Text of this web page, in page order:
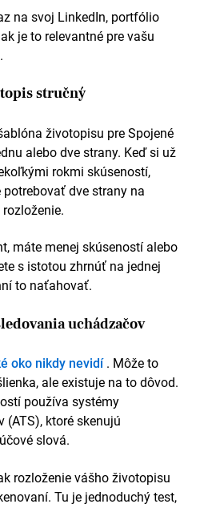
na svoj LinkedIn, portfólio
je to relevantné pre vašu
stručný
životopisu pre Spojené
alebo dve strany. Keď si už
rokmi skúseností,
dve strany na
máte menej skúseností alebo
s istotou zhrnúť na jednej
to naťahovať.
uchádzačov
oko nikdy nevidí. Môže to
ale existuje na to dôvod.
používa systémy
ktoré skenujú
slová.
rozloženie vášho životopisu
Tu je jednoduchý test,